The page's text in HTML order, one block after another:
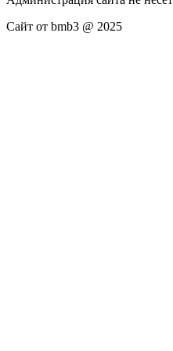
Сайт от bmb3 @ 2025